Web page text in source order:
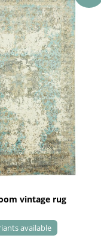
vintage rug
available